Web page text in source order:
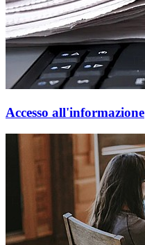
Accesso all'informazione